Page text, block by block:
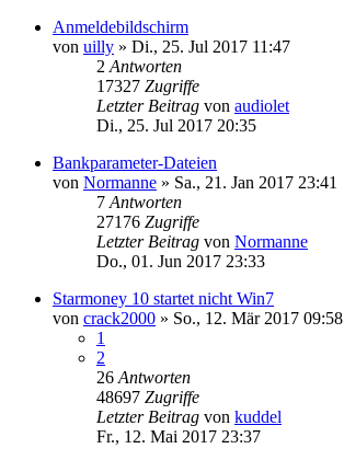
Anmeldebildschirm
von uilly » Di., 25. Jul 2017 11:47
2 Antworten
17327 Zugriffe
Letzter Beitrag von audiolet
Di., 25. Jul 2017 20:35
Bankparameter-Dateien
von Normanne » Sa., 21. Jan 2017 23:41
7 Antworten
27176 Zugriffe
Letzter Beitrag von Normanne
Do., 01. Jun 2017 23:33
Starmoney 10 startet nicht Win7
von crack2000 » So., 12. Mär 2017 09:58
1
2
26 Antworten
48697 Zugriffe
Letzter Beitrag von kuddel
Fr., 12. Mai 2017 23:37